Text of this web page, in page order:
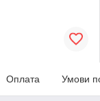
Оплата Умови